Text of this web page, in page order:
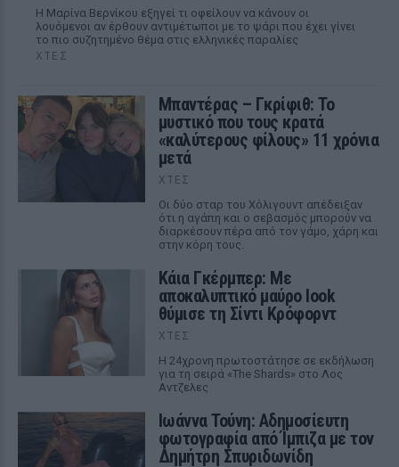
Η Μαρίνα Βερνίκου εξηγεί τι οφείλουν να κάνουν οι
λουόμενοι αν έρθουν αντιμέτωποι με το ψάρι που έχει γίνει
το πιο συζητημένο θέμα στις ελληνικές παραλίες
ΧΤΕΣ
Μπαντέρας – Γκρίφιθ: Το
μυστικό που τους κρατά
«καλύτερους φίλους» 11 χρόνια
μετά
ΧΤΕΣ
Οι δύο σταρ του Χόλιγουντ απέδειξαν
ότι η αγάπη και ο σεβασμός μπορούν να
διαρκέσουν πέρα από τον γάμο, χάρη και
στην κόρη τους.
Κάια Γκέρμπερ: Με
αποκαλυπτικό μαύρο look
θύμισε τη Σίντι Κρόφορντ
ΧΤΕΣ
Η 24χρονη πρωτοστάτησε σε εκδήλωση
για τη σειρά «The Shards» στο Λος
Αντζελες
Ιωάννα Τούνη: Αδημοσίευτη
φωτογραφία από Ίμπιζα με τον
Δημήτρη Σπυριδωνίδη